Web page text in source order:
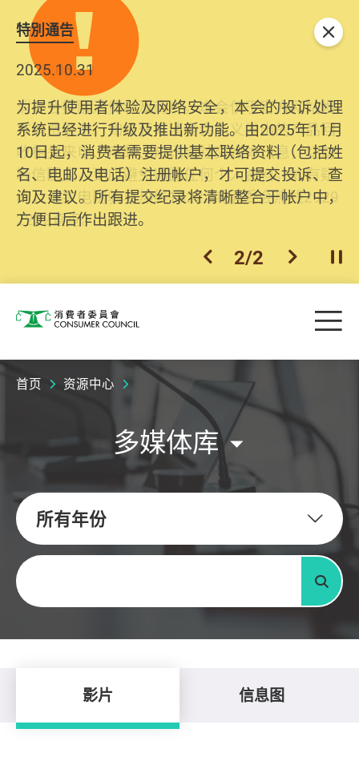
特別通告
2025.10.31
为提升使用者体验及网络安全，本会的投诉处理
系统已经进行升级及推出新功能。由2025年11月
10日起，消费者需要提供基本联络资料（包括姓
名、电邮及电话）注册帐户，才可提交投诉、查
询及建议。所有提交纪录将清晰整合于帐户中，
方便日后作出跟进。
上一个
2/2 下一个开
关闭
消费者委员会 目
首页 资源中心
多媒体库
所有年份
关键字
搜寻
影片 信息图